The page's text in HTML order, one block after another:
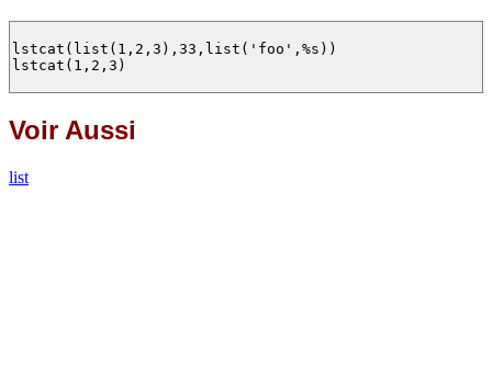
lstcat(list(1,2,3),33,list('foo',%s))
lstcat(1,2,3)
Voir Aussi
list